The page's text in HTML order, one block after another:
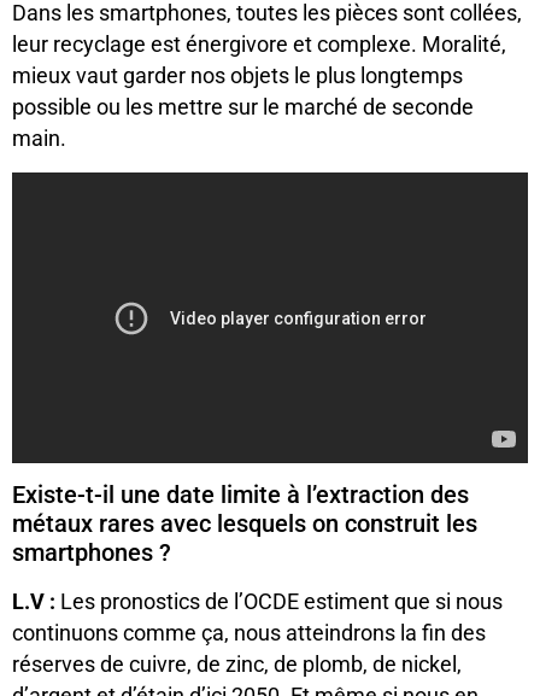
Dans les smartphones, toutes les pièces sont collées,
leur recyclage est énergivore et complexe. Moralité,
mieux vaut garder nos objets le plus longtemps
possible ou les mettre sur le marché de seconde
main.
Existe-t-il une date limite à l’extraction des
métaux rares avec lesquels on construit les
smartphones ?
L.V : Les pronostics de l’OCDE estiment que si nous
continuons comme ça, nous atteindrons la fin des
réserves de cuivre, de zinc, de plomb, de nickel,